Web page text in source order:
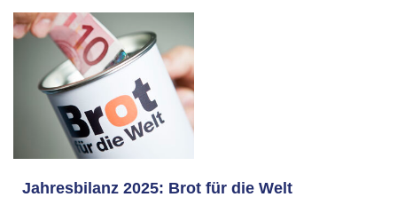
Jahresbilanz 2025: Brot für die Welt